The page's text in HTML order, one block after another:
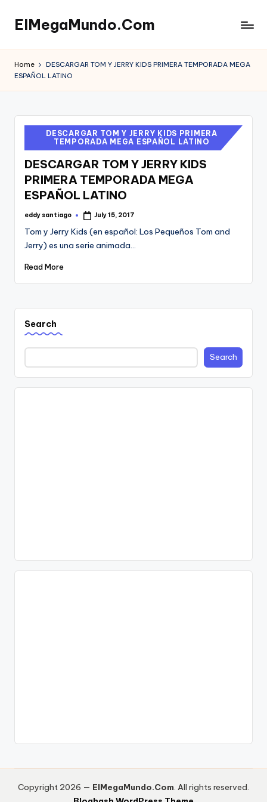
content
ElMegaMundo.Com
EN
Home
DESCARGAR TOM Y JERRY KIDS PRIMERA TEMPORADA MEGA
ESPAÑOL LATINO
PostedDESCARGAR TOM Y JERRY KIDS PRIMERA
TEMPORADA MEGA ESPAÑOL LATINO
DESCARGAR TOM Y JERRY KIDS
PRIMERA TEMPORADA MEGA
ESPAÑOL LATINO
Posted
eddy santiago July 15, 2017
Tom y Jerry Kids (en español: Los Pequeños Tom and
Jerry) es una serie animada…
Read More
Search
Search
Copyright 2026 — ElMegaMundo.Com. All rights reserved.